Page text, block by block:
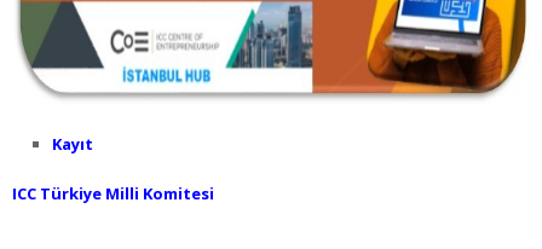
Kayıt
ICC Türkiye Milli Komitesi